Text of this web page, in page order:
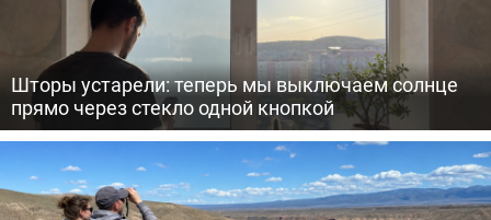
Шторы устарели: теперь мы выключаем солнце
прямо через стекло одной кнопкой